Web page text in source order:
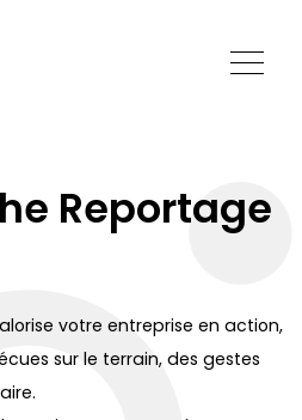
Reportage
votre entreprise en action,
sur le terrain, des gestes